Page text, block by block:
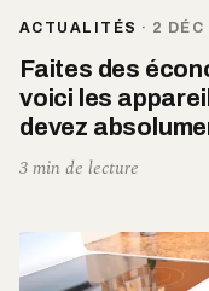
ACTUALITÉS · 2 DÉC
Faites des
voici les
devez
3 min de lecture